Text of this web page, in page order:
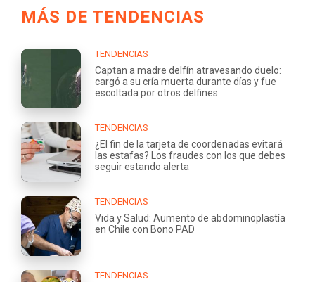
MÁS DE TENDENCIAS
TENDENCIAS
Captan a madre delfín atravesando duelo:
cargó a su cría muerta durante días y fue
escoltada por otros delfines
TENDENCIAS
¿El fin de la tarjeta de coordenadas evitará
las estafas? Los fraudes con los que debes
seguir estando alerta
TENDENCIAS
Vida y Salud: Aumento de abdominoplastía
en Chile con Bono PAD
TENDENCIAS